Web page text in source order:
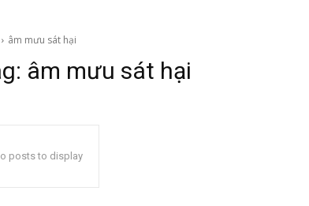
âm mưu sát hại
âm mưu sát hại
posts to display